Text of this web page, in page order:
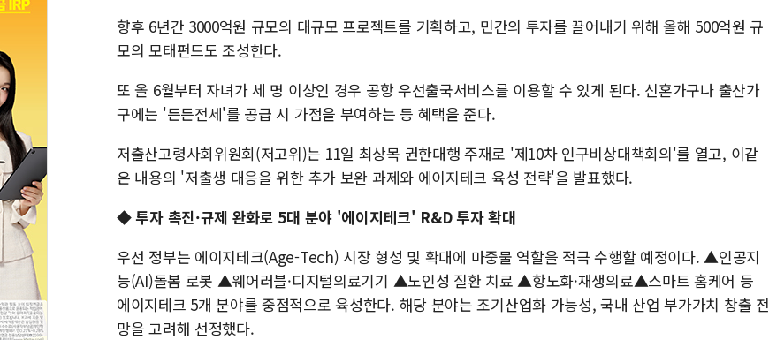
향후 6년간 3000억원 규모의 대규모 프로젝트를 기획하고, 민간의 투자를 끌어내기 위해 올해 500억원 규
모의 모태펀드도 조성한다.
또 올 6월부터 자녀가 세 명 이상인 경우 공항 우선출국서비스를 이용할 수 있게 된다. 신혼가구나 출산가
구에는 '든든전세'를 공급 시 가점을 부여하는 등 혜택을 준다.
저출산고령사회위원회(저고위)는 11일 최상목 권한대행 주재로 '제10차 인구비상대책회의'를 열고, 이같
은 내용의 '저출생 대응을 위한 추가 보완 과제와 에이지테크 육성 전략'을 발표했다.
◆ 투자 촉진·규제 완화로 5대 분야 '에이지테크' R&D 투자 확대
우선 정부는 에이지테크(Age-Tech) 시장 형성 및 확대에 마중물 역할을 적극 수행할 예정이다. ▲인공지
능(AI)돌봄 로봇 ▲웨어러블·디지털의료기기 ▲노인성 질환 치료 ▲항노화·재생의료▲스마트 홈케어 등
에이지테크 5개 분야를 중점적으로 육성한다. 해당 분야는 조기산업화 가능성, 국내 산업 부가가치 창출 전
망을 고려해 선정했다.